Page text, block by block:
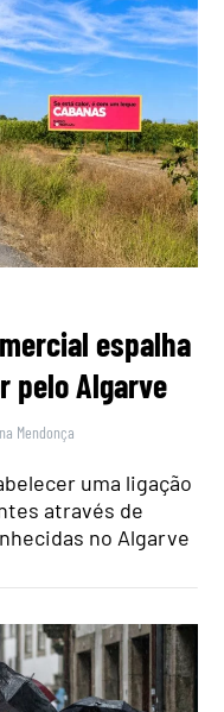
espalha
pelo Algarve
Mendonça
uma ligação
através de
no Algarve